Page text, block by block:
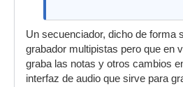
Un secuenciador, dicho de forma
grabador multipistas pero que en
graba las notas y otros cambios
interfaz de audio que sirve para